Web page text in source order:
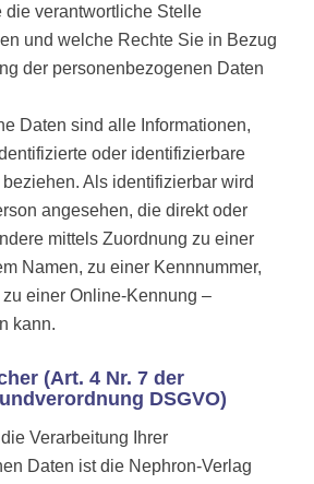
die verantwortliche Stelle
und welche Rechte Sie in Bezug
der personenbezogenen Daten
Daten sind alle Informationen,
oder identifizierbare
Als identifizierbar wird
angesehen, die direkt oder
mittels Zuordnung zu einer
Namen, zu einer Kennnummer,
einer Online-Kennung –
kann.
(Art. 4 Nr. 7 der
DSGVO)
Verarbeitung Ihrer
Daten ist die Nephron-Verlag